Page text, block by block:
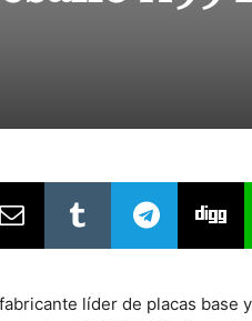
líder de placas base